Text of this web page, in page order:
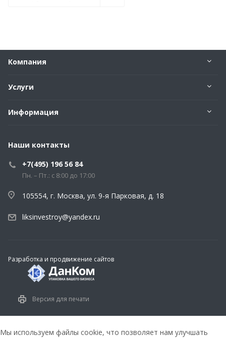
Компания
Услуги
Информация
Наши контакты
+7(495) 196 56 84
Пн. – Пт.: с 8:00 до 17:00
105554, г. Москва, ул. 9-я Парковая, д. 18
liksinvestroy@yandex.ru
Разработка и продвижение сайтов
Версия для печати
Мы используем файлы cookie, что позволяет нам улучшать